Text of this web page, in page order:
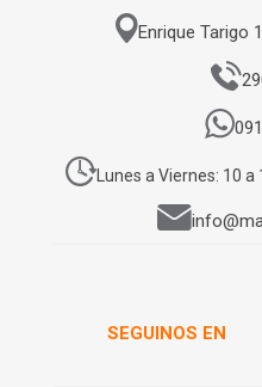
Enrique Tarigo
Lunes a Viernes: 10
SEGUINOS EN